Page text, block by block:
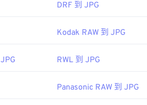
DRF 到 JPG
Kodak RAW 到 JPG
RWL 到 JPG
Panasonic RAW 到 JPG